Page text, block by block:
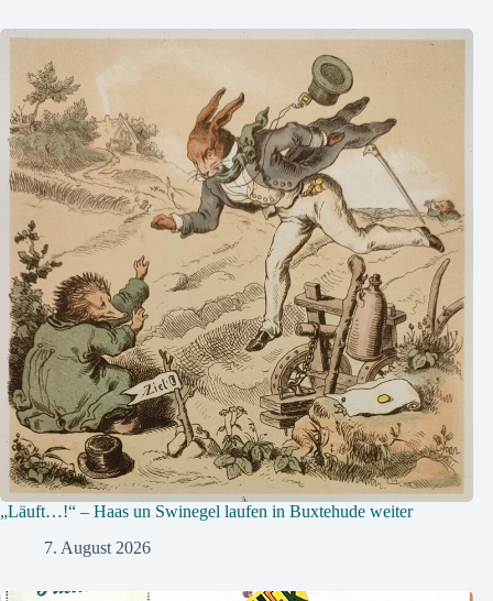
„Läuft…!“ – Haas un Swinegel laufen in Buxtehude weiter
7. August 2026